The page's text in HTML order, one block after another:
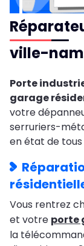
ville-
Porte
garage
votre
serruriers-
en état de
Vous rentrez
et votre porte
la